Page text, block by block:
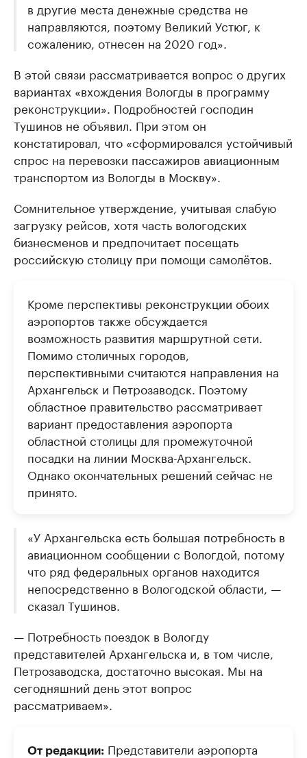
в другие места денежные средства не
направляются, поэтому Великий Устюг, к
сожалению, отнесен на 2020 год».
В этой связи рассматривается вопрос о других
вариантах «вхождения Вологды в программу
реконструкции». Подробностей господин
Тушинов не объявил. При этом он
констатировал, что «сформировался устойчивый
спрос на перевозки пассажиров авиационным
транспортом из Вологды в Москву».
Сомнительное утверждение, учитывая слабую
загрузку рейсов, хотя часть вологодских
бизнесменов и предпочитает посещать
российскую столицу при помощи самолётов.
Кроме перспективы реконструкции обоих
аэропортов также обсуждается
возможность развития маршрутной сети.
Помимо столичных городов,
перспективными считаются направления на
Архангельск и Петрозаводск. Поэтому
областное правительство рассматривает
вариант предоставления аэропорта
областной столицы для промежуточной
посадки на линии Москва-Архангельск.
Однако окончательных решений сейчас не
принято.
«У Архангельска есть большая потребность в
авиационном сообщении с Вологдой, потому
что ряд федеральных органов находится
непосредственно в Вологодской области, —
сказал Тушинов.
— Потребность поездок в Вологду
представителей Архангельска и, в том числе,
Петрозаводска, достаточно высокая. Мы на
сегодняшний день этот вопрос
рассматриваем».
От редакции: Представители аэропорта